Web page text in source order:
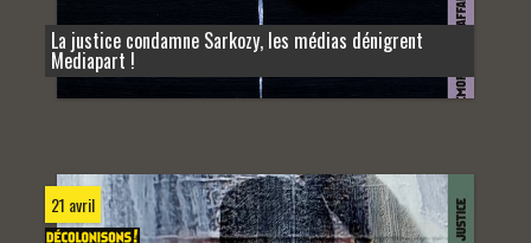
La justice condamne Sarkozy, les médias dénigrent
Mediapart !
21 avril